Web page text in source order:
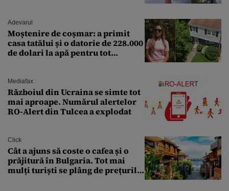
Adevarul
Moștenire de coșmar: a primit
casa tatălui și o datorie de 228.000
de dolari la apă pentru tot
Mediafax
Războiul din Ucraina se simte tot
mai aproape. Numărul alertelor
RO-Alert din Tulcea a explodat
Click
Cât a ajuns să coste o cafea și o
prăjitură în Bulgaria. Tot mai
mulți turiști se plâng de prețurile